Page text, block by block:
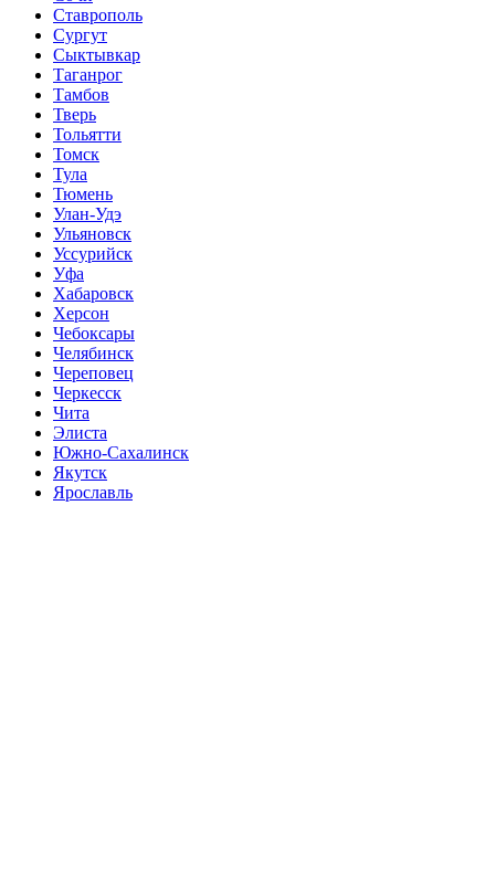
Ставрополь
Сургут
Сыктывкар
Таганрог
Тамбов
Тверь
Тольятти
Томск
Тула
Тюмень
Улан-Удэ
Ульяновск
Уссурийск
Уфа
Хабаровск
Херсон
Чебоксары
Челябинск
Череповец
Черкесск
Чита
Элиста
Южно-Сахалинск
Якутск
Ярославль